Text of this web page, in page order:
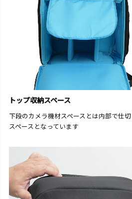
トップ収納スペース
下段のカメラ機材スペースとは内部で仕
スペースとなっています